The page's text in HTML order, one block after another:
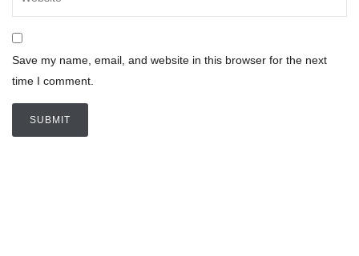
Save my name, email, and website in this browser for the next
time I comment.